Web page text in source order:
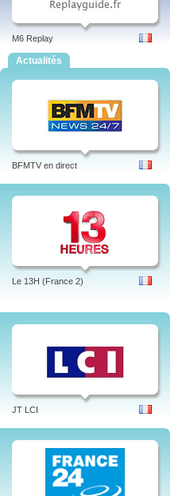
M6 Replay
Actualités
BFMTV en direct
Le 13H (France 2)
JT LCI